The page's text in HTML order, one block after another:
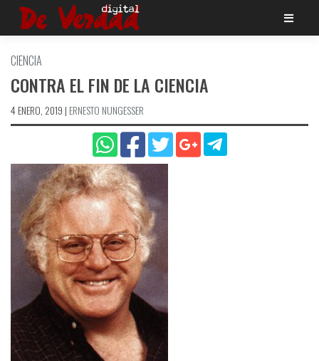
Saltar
CIENCIA
CONTRA EL FIN DE LA CIENCIA
4 ENERO, 2019 | ERNESTO NUNGESSER